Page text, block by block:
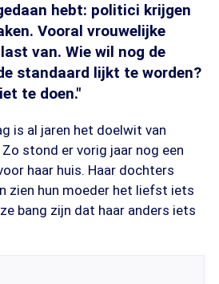
hebt: politici krijgen
Vooral vrouwelijke
van. Wie wil nog de
standaard lijkt te worden?
te doen."
is al jaren het doelwit van
stond er vorig jaar nog een
haar huis. Haar dochters
zien hun moeder het liefst iets
bang zijn dat haar anders iets